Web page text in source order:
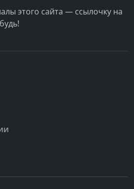
этого сайта — ссылочку на